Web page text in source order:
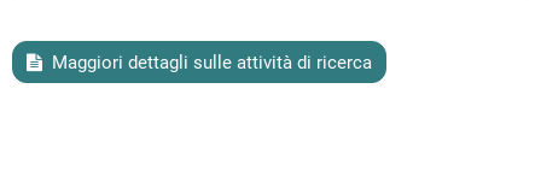
Maggiori dettagli sulle attività di ricerca